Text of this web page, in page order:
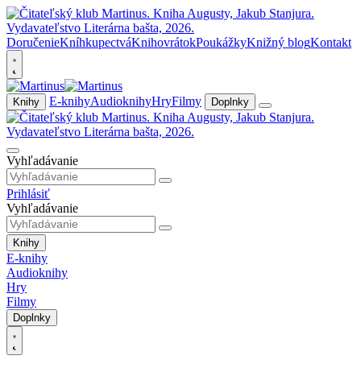
DoručenieKníhkupectváKnihovrátokPoukážkyKnižný blogKontakt
Knihy E-knihyAudioknihyHryFilmy Doplnky
Vyhľadávanie
Prihlásiť
Vyhľadávanie
Knihy
E-knihy
Audioknihy
Hry
Filmy
Doplnky